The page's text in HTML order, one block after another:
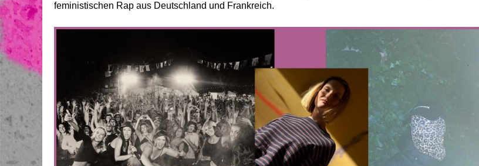
feministischen Rap aus Deutschland und Frankreich.